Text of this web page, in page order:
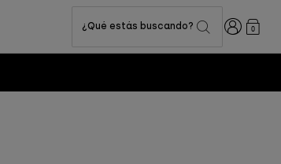
¿Qué estás buscando? Iniciar0